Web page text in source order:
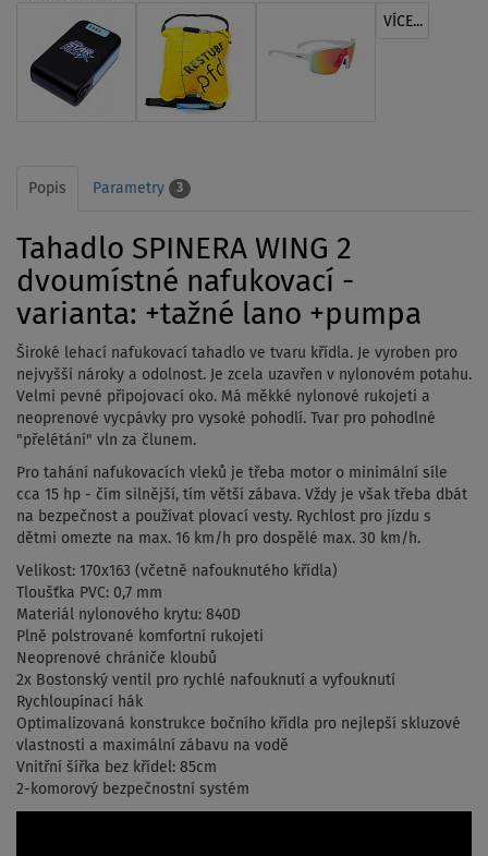
VÍCE...
Popis Parametry 3
Tahadlo SPINERA WING 2
dvoumístné nafukovací -
varianta: +tažné lano +pumpa
Široké lehací nafukovací tahadlo ve tvaru křídla. Je vyroben pro
nejvyšší nároky a odolnost. Je zcela uzavřen v nylonovém potahu.
Velmi pevné připojovací oko. Má měkké nylonové rukojeti a
neoprenové vycpávky pro vysoké pohodlí. Tvar pro pohodlné
"přelétání" vln za člunem.
Pro tahání nafukovacích vleků je třeba motor o minimální síle
cca 15 hp - čím silnější, tím větší zábava. Vždy je však třeba dbát
na bezpečnost a používat plovací vesty. Rychlost pro jízdu s
dětmi omezte na max. 16 km/h pro dospělé max. 30 km/h.
Velikost: 170x163 (včetně nafouknutého křídla)
Tloušťka PVC: 0,7 mm
Materiál nylonového krytu: 840D
Plně polstrované komfortní rukojeti
N eoprenové chrániče kloubů
2x Bostonský ventil pro rychlé nafouknutí a vyfouknutí
Rychloupínací hák
Optimalizovaná konstrukce bočního křídla pro nejlepší skluzové
vlastnosti a maximální zábavu na vodě
Vnitřní šířka bez křídel: 85cm
2-komorový bezpečnostní systém